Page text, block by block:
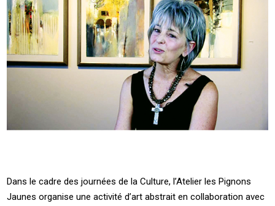
Dans le cadre des journées de la Culture, l’Atelier les Pignons
Jaunes organise une activité d’art abstrait en collaboration avec